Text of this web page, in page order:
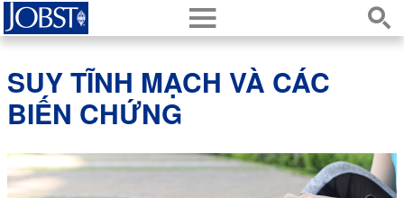
s
h
SUY TĨNH MẠCH VÀ CÁC
BIẾN CHỨNG